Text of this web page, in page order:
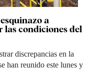
a
las condiciones del
discrepancias en la
han reunido este lunes y